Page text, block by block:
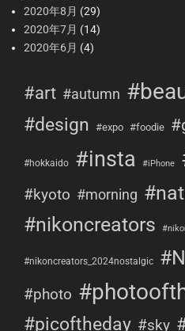
2020年8月 (29)
2020年7月 (14)
2020年6月 (4)
#art #autumn
#design #expo #foodie
#hokkaido #insta #iPhone
#kyoto #morning
#nikoncreators
#nikoncreators_2024nostalgic
#photo
#picoftheday #sky